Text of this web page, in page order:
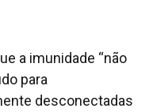
a imunidade “não
para
desconectadas